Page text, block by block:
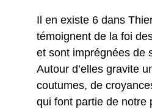
Il en existe 6 dans
témoignent de la foi
et sont imprégnées de
Autour d’elles gravite
coutumes, de
qui font partie de notre